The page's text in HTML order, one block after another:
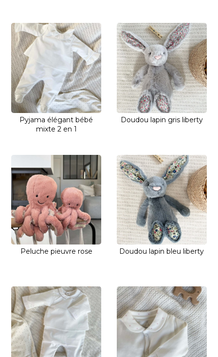
Pyjama élégant bébé
mixte 2 en 1
Doudou lapin gris liberty
Peluche pieuvre rose Doudou lapin bleu liberty